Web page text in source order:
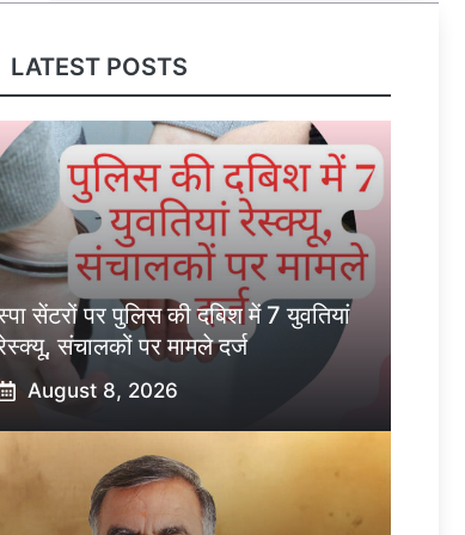
LATEST POSTS
सेंटरों पर पुलिस की दबिश में 7 युवतियां
संचालकों पर मामले दर्ज
August 8, 2026